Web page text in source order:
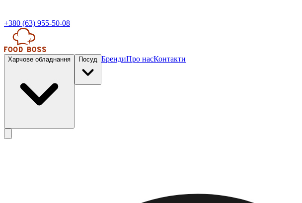
+380 (63) 955-50-08
Харчове обладнання Посуд БрендиПро насКонтакти